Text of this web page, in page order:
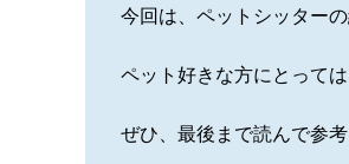
今回は、ペットシッター
ペット好きな方にとって
ぜひ、最後まで読んで参